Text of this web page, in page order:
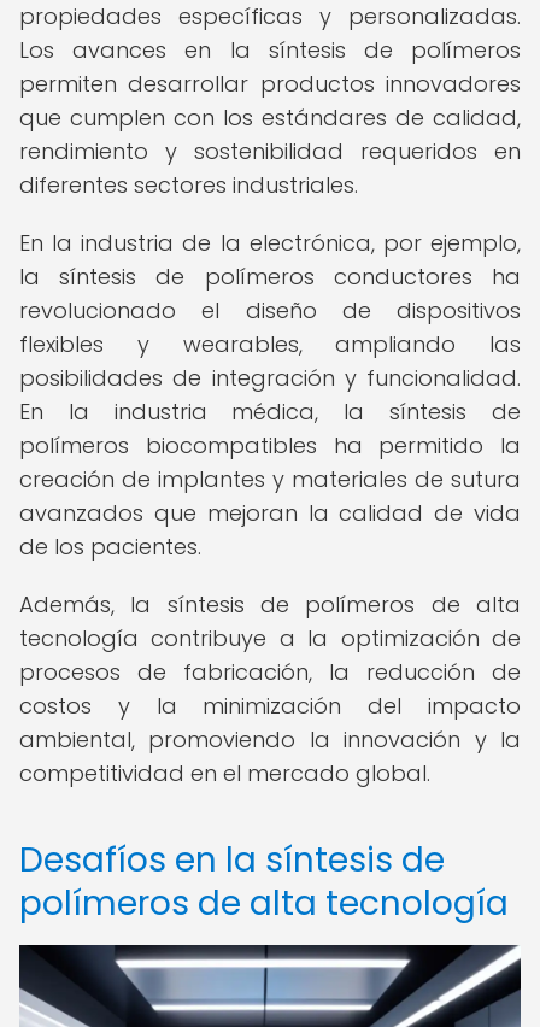
propiedades específicas y personalizadas.
Los avances en la síntesis de polímeros
permiten desarrollar productos innovadores
que cumplen con los estándares de calidad,
rendimiento y sostenibilidad requeridos en
diferentes sectores industriales.
En la industria de la electrónica, por ejemplo,
la síntesis de polímeros conductores ha
revolucionado el diseño de dispositivos
flexibles y wearables, ampliando las
posibilidades de integración y funcionalidad.
En la industria médica, la síntesis de
polímeros biocompatibles ha permitido la
creación de implantes y materiales de sutura
avanzados que mejoran la calidad de vida
de los pacientes.
Además, la síntesis de polímeros de alta
tecnología contribuye a la optimización de
procesos de fabricación, la reducción de
costos y la minimización del impacto
ambiental, promoviendo la innovación y la
competitividad en el mercado global.
Desafíos en la síntesis de
polímeros de alta tecnología